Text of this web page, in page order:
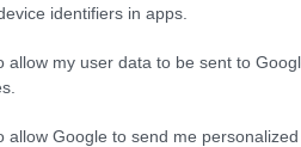
identifiers in apps.
allow my user data to be sent to
allow Google to send me personalized
e por um cenário regulatório
da Nord Investimentos,
quantidade de Bitcoin em
à medida que o preço do BTC